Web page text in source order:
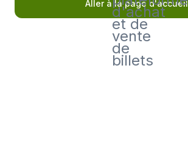
d'achat
et de
vente
de
billets
Aller à la page d'accueil